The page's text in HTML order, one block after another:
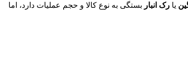
یا رک انبار بستگی به نوع کالا و حجم عملیات دارد، اما